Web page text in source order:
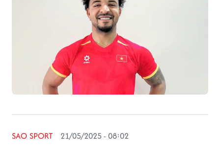
SAO SPORT 21/05/2025 - 08:02